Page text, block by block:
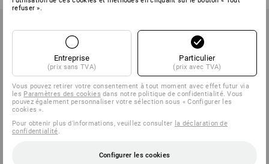
refuser ».
Entreprise
(prix sans TVA)
Particulier
(prix avec TVA)
Vous pouvez retirer votre consentement à tout moment avec effet futur via
les Paramètres des cookies dans notre politique de confidentialité. Vous
pouvez également personnaliser votre sélection sous « Configurer les
cookies ».
Pour obtenir plus d'informations, veuillez consulter la déclaration de
confidentialité.
Configurer les cookies